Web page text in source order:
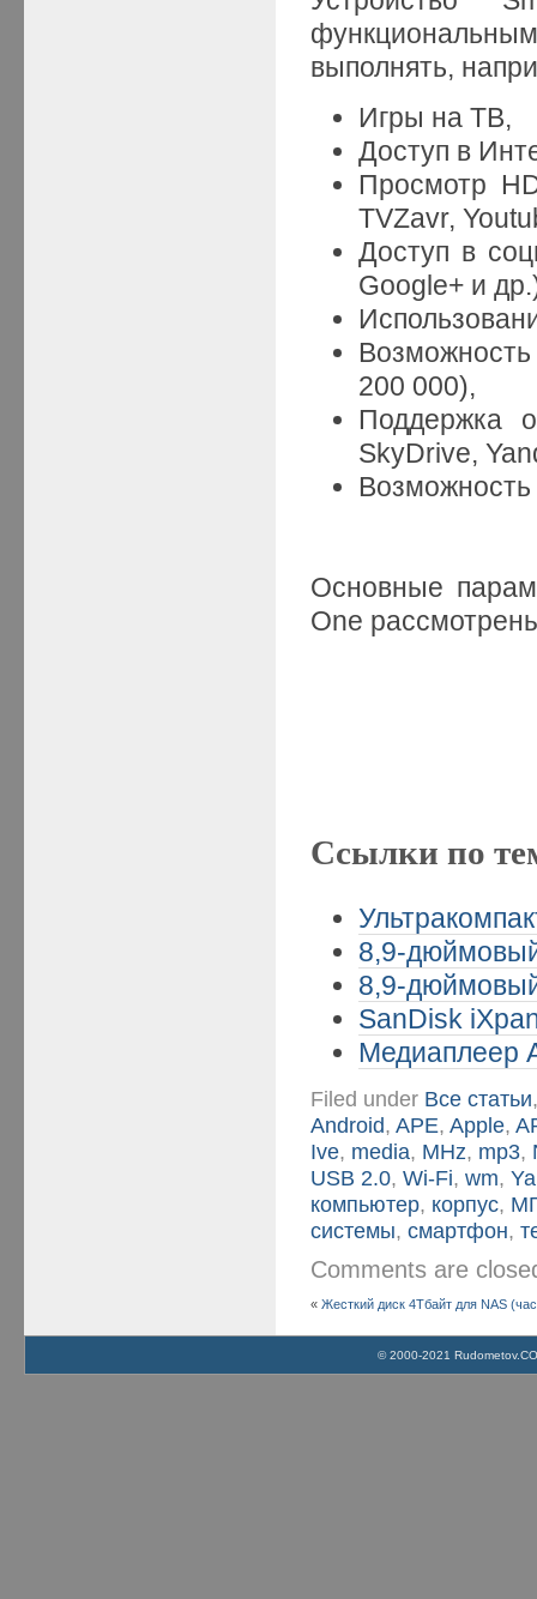
выполнять,
Игры на ТВ,
Доступ в
Просмотр
TVZavr,
Доступ в
Google+ и
200 000),
Поддержка
SkyDrive,
Возможность
Основные
One
Ссылки по
8,9-
8,9-
SanDisk
Медиаплеер
Filed under Все статьи
Android,APE,Apple,
Ive, media, MHz, mp3,
USB 2.0,Wi-Fi,wm,
компьютер, корпус,
системы,смартфон,
Comments are
«Жесткий диск 4Тбайт для NAS
© 2000-2021